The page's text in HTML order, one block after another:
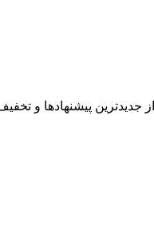
جدیدترین پیشنهادها و